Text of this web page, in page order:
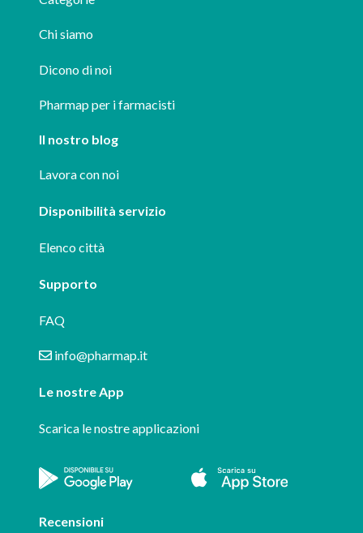
Chi siamo
Dicono di noi
Pharmap per i farmacisti
Il nostro blog
Lavora con noi
Disponibilità servizio
Elenco città
Supporto
FAQ
info@pharmap.it
Le nostre App
Scarica le nostre applicazioni
Recensioni